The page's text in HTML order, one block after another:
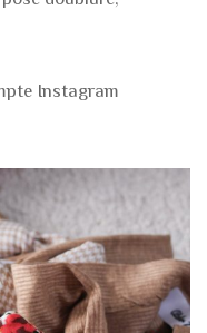
Instagram